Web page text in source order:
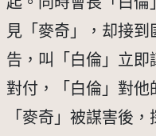
見「麥奇」，却接
告，叫「白倫」立
對付，「白倫」對他
「麥奇」被謀害後